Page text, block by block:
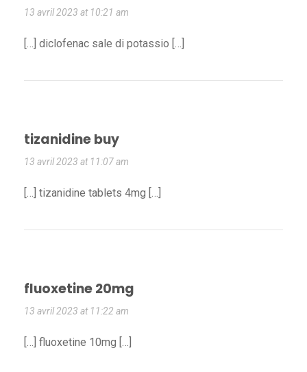
13 avril 2023 at 10:21 am
[…] diclofenac sale di potassio […]
tizanidine buy
13 avril 2023 at 11:07 am
[…] tizanidine tablets 4mg […]
fluoxetine 20mg
13 avril 2023 at 11:22 am
[…] fluoxetine 10mg […]